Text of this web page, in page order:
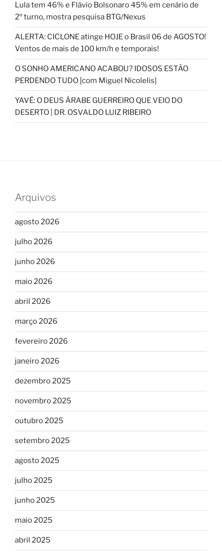
Lula tem 46% e Flávio Bolsonaro 45% em cenário de
2º turno, mostra pesquisa BTG/Nexus
ALERTA: CICLONE atinge HOJE o Brasil 06 de AGOSTO!
Ventos de mais de 100 km/h e temporais!
O SONHO AMERICANO ACABOU? IDOSOS ESTÃO
PERDENDO TUDO [com Miguel Nicolelis]
YAVÉ: O DEUS ÁRABE GUERREIRO QUE VEIO DO
DESERTO | DR. OSVALDO LUIZ RIBEIRO
Arquivos
agosto 2026
julho 2026
junho 2026
maio 2026
abril 2026
março 2026
fevereiro 2026
janeiro 2026
dezembro 2025
novembro 2025
outubro 2025
setembro 2025
agosto 2025
julho 2025
junho 2025
maio 2025
abril 2025